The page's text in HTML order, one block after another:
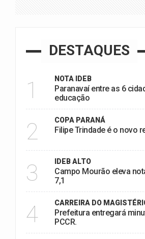
DESTAQUES
1 NOTA IDEB
Paranavaí entre as 6
educação
2 COPA PARANÁ
Filipe Trindade é o novo
3 IDEB ALTO
Campo Mourão eleva
7,1
4 CARREIRA DO
Prefeitura entregará
PCCR.